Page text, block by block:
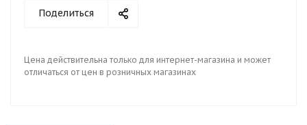
Поделиться
Цена действительна только для интернет-магазина и может
отличаться от цен в розничных магазинах